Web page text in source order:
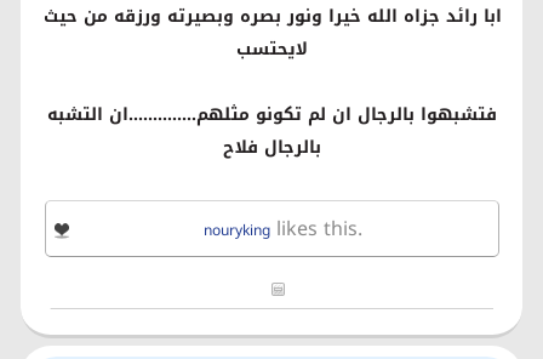
ابا رائد جزاه الله خيرا ونور بصره وبصيرته ورزقه من حيث
لايحتسب
فتشبهوا بالرجال ان لم تكونو مثلهم..............ان التشبه
بالرجال فلاح
nouryking likes this.